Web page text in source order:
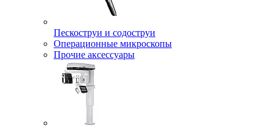
Пескоструи и содоструи
Операционные микроскопы
Прочие аксессуары